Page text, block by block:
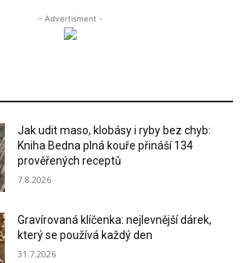
- Advertisment -
Jak udit maso, klobásy i ryby bez chyb:
Kniha Bedna plná kouře přináší 134
prověřených receptů
7.8.2026
Gravírovaná klíčenka: nejlevnější dárek,
který se používá každý den
31.7.2026